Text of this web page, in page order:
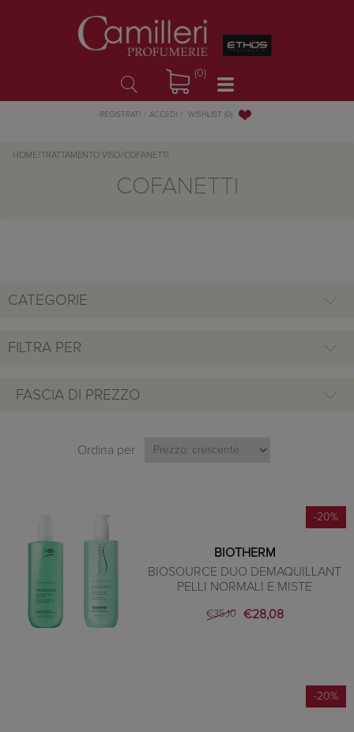
(0)
REGISTRATI ACCEDI WISHLIST (0)
HOME/ TRATTAMENTO VISO/ COFANETTI
COFANETTI
CATEGORIE
FILTRA PER
FASCIA DI PREZZO
Ordina per
-20%
BIOTHERM
BIOSOURCE DUO DEMAQUILLANT
PELLI NORMALI E MISTE
€35,10 €28,08
-20%